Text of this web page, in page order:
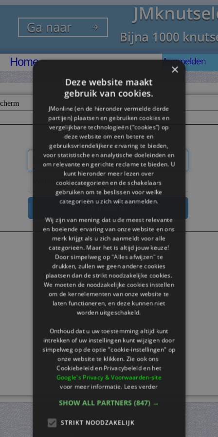
Home Aanmelden
Kinderen login
×
Deze website maakt
gebruik van cookies.
JMonline (en de hieronder vermelde derde
partijen) plaatsen en gebruiken cookies en
vergelijkbare technologieën (“cookies”) op
deze website om een ​​betere en
gebruiksvriendelijkere ervaring te bieden,
voor statistische en analytische doeleinden en
om relevante en gerichte reclame te bieden. U
kunt hieronder meer lezen over
cookiecategorieën en de schakelaars
gebruiken om te beslissen voor welke
categorieën u zich wilt aanmelden.
Wij zijn van mening dat u de meest relevante
en boeiende ervaring van onze website en ons
merk krijgt als u zich aanmeldt voor alle
categorieën. Maar het is altijd jouw keuze!
Door simpelweg op "Alles afwijzen" te
drukken, zullen we geen andere cookies
plaatsen dan de strikt noodzakelijke cookies.
We moeten de noodzakelijke cookies instellen
om de kernelementen van onze website te
laten functioneren, en deze kunnen niet
worden uitgeschakeld.
Onthoud dat u uw toestemming altijd kunt
intrekken of uw instellingen kunt wijzigen door
simpelweg op de optie "cookie-instellingen" op
onze website te klikken. Zie ook ons ​​
Cookiebeleid en Privacybeleid en het
Google's Privacy & Voorwaarden-site
voor meer informatie.Lees verder
SHOW ALL PARTNERS (847) →
STRIKT NOODZAKELIJK